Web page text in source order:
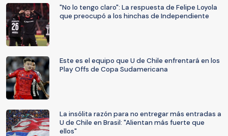
"No lo tengo claro": La respuesta de Felipe Loyola
que preocupó a los hinchas de Independiente
Este es el equipo que U de Chile enfrentará en los
Play Offs de Copa Sudamericana
La insólita razón para no entregar más entradas a
U de Chile en Brasil: "Alientan más fuerte que
ellos"